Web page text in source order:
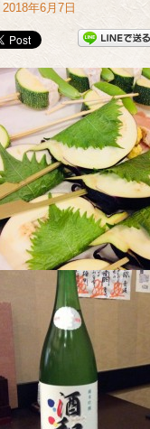
2018年6月7日